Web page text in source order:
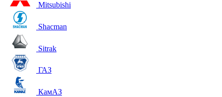
Mitsubishi
Shacman
Sitrak
ГАЗ
КамАЗ